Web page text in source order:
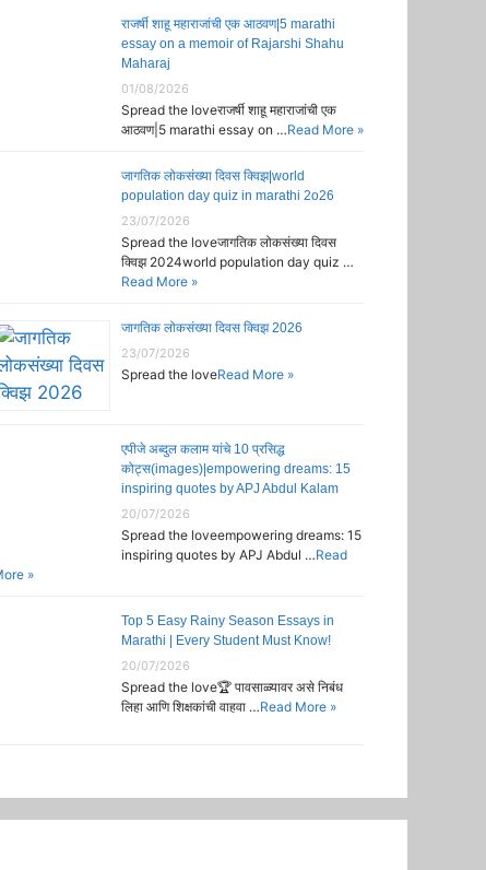
राजर्षी शाहू महाराजांची एक आठवण|5 marathi
essay on a memoir of Rajarshi Shahu
Maharaj
01/08/2026
Spread the loveराजर्षी शाहू महाराजांची एक
आठवण|5 marathi essay on …Read More »
जागतिक लोकसंख्या दिवस क्विझ|world
population day quiz in marathi 2o26
23/07/2026
Spread the loveजागतिक लोकसंख्या दिवस
क्विझ 2024world population day quiz …
Read More »
जागतिक लोकसंख्या दिवस क्विझ 2026
23/07/2026
Spread the loveRead More »
एपीजे अब्दुल कलाम यांचे 10 प्रसिद्ध
कोट्स(images)|empowering dreams: 15
inspiring quotes by APJ Abdul Kalam
20/07/2026
Spread the loveempowering dreams: 15
inspiring quotes by APJ Abdul …Read
»
Top 5 Easy Rainy Season Essays in
Marathi | Every Student Must Know!
20/07/2026
Spread the love🏆 पावसाळ्यावर असे निबंध
लिहा आणि शिक्षकांची वाहवा …Read More »